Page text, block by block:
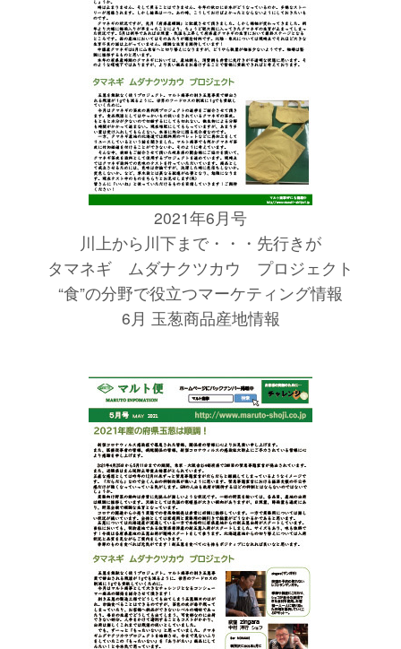
2021年6月号
川上から川下まで・・・先行きが
タマネギ ムダナクツカウ プロジェクト
“食”の分野で役立つマーケティング情報
6月 玉葱商品産地情報